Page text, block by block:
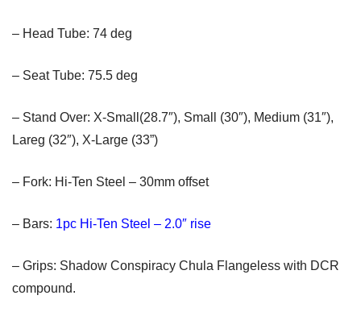
– Head Tube: 74 deg
– Seat Tube: 75.5 deg
– Stand Over: X-Small(28.7″), Small (30″), Medium (31″),
Lareg (32″), X-Large (33”)
– Fork: Hi-Ten Steel – 30mm offset
– Bars: 1pc Hi-Ten Steel – 2.0″ rise
– Grips: Shadow Conspiracy Chula Flangeless with DCR
compound.